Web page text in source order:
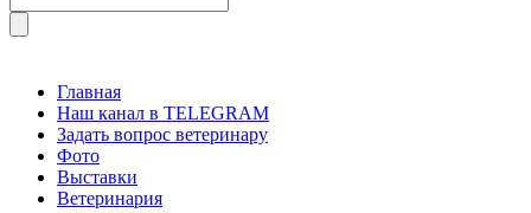
Главная
Наш канал в TELEGRAM
Задать вопрос ветеринару
Фото
Выставки
Ветеринария